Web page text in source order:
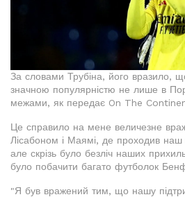
За словами Трубіна, його вразило,
значною популярністю не лише в
межами, як передає On The
Це справило на мене величезне
Лісабоном і Маямі, де проходив
але скрізь було безліч наших
було побачити багато футболок
"Я був вражений тим, що нашу